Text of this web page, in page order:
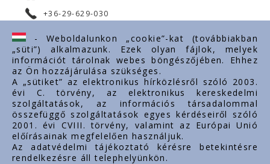
+36-29-629-030
ertekesites@styron.hu
export@styron.hu
www.styron.hu
Important links
About us
Documents
- Weboldalunkon „cookie”-kat (továbbiakban
„süti”) alkalmazunk. Ezek olyan fájlok, melyek
információt tárolnak webes böngészőjében. Ehhez
az Ön hozzájárulása szükséges.
A „sütiket” az elektronikus hírközlésről szóló 2003.
évi C. törvény, az elektronikus kereskedelmi
szolgáltatások, az információs társadalommal
összefüggő szolgáltatások egyes kérdéseiről szóló
2001. évi CVIII. törvény, valamint az Európai Unió
előírásainak megfelelően használjuk.
Az adatvédelmi tájékoztató kérésre betekintésre
rendelkezésre áll telephelyünkön.